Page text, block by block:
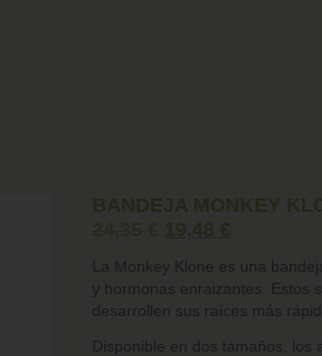
BANDEJA MONKEY
19,48 €
La Monkey Klone es una
y hormonas enraizantes. Estos
desarrollen sus raíces más
Disponible en dos tamaños, los